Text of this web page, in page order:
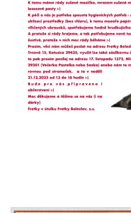
CESTOVÁNÍ S FRETKOU
JEDNA ČÍ VÍCE FRETEK?
KASTRACE